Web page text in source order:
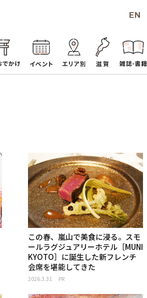
この春、嵐山で美食に浸る。スモ
ールラグジュアリーホテル［MUNI
KYOTO］に誕生した新フレンチ
会席を堪能してきた
2026.3.31 PR